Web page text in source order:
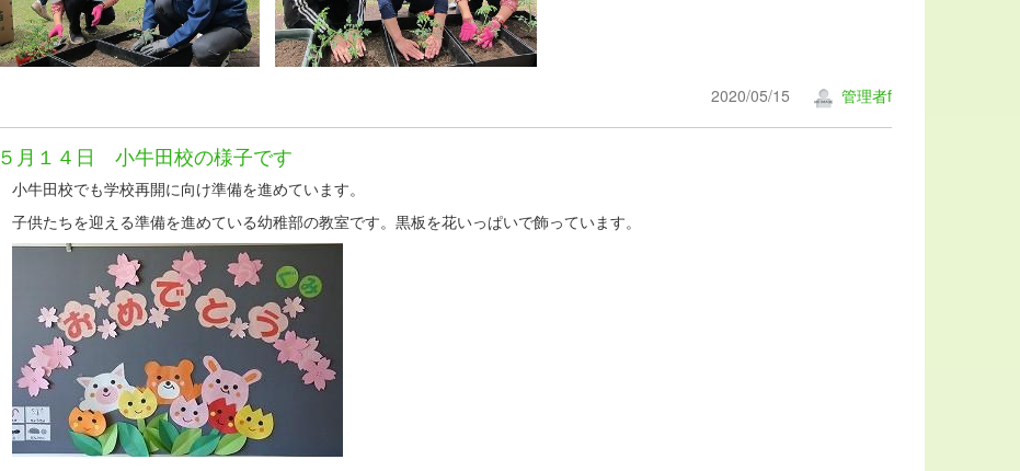
2020/05/15 管理者f
５月１４日 小牛田校の様子です
小牛田校でも学校再開に向け準備を進めています。
子供たちを迎える準備を進めている幼稚部の教室です。黒板を花いっぱいで飾っています。